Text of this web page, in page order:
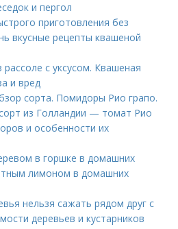
и пергол
приготовления без
вкусные рецепты квашеной
с уксусом. Квашеная
и вред
сорта. Помидоры Рио грапо.
из Голландии — томат Рио
и особенности их
в горшке в домашних
лимоном в домашних
нельзя сажать рядом друг с
деревьев и кустарников